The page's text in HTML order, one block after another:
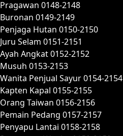
Pragawan 0148-2148
Buronan 0149-2149
Penjaga Hutan 0150-2150
Juru Selam 0151-2151
Ayah Angkat 0152-2152
Musuh 0153-2153
Wanita Penjual Sayur 0154-2154
Kapten Kapal 0155-2155
Orang Taiwan 0156-2156
Pemain Pedang 0157-2157
Penyapu Lantai 0158-2158